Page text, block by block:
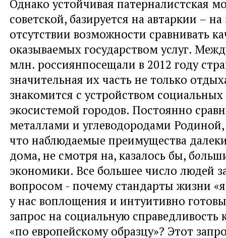
Однако устойчивая патерналистская
советской, базируется на автаркии –
отсутствии возможности сравнивать
оказываемых государством услуг.
млн. россиянпосещали в 2012 году
значительная их часть не только
знакомится с устройством
экосистемой городов. Постоянно
металлами и углеводородами
что наблюдаемые преимущества
дома, не смотря на, казалось бы, бо
экономики. Все большее число людей
вопросом - почему стандарты жизни
у нас воплощения и интуитивно
запрос на социальную
«по европейскому образцу»? Этот